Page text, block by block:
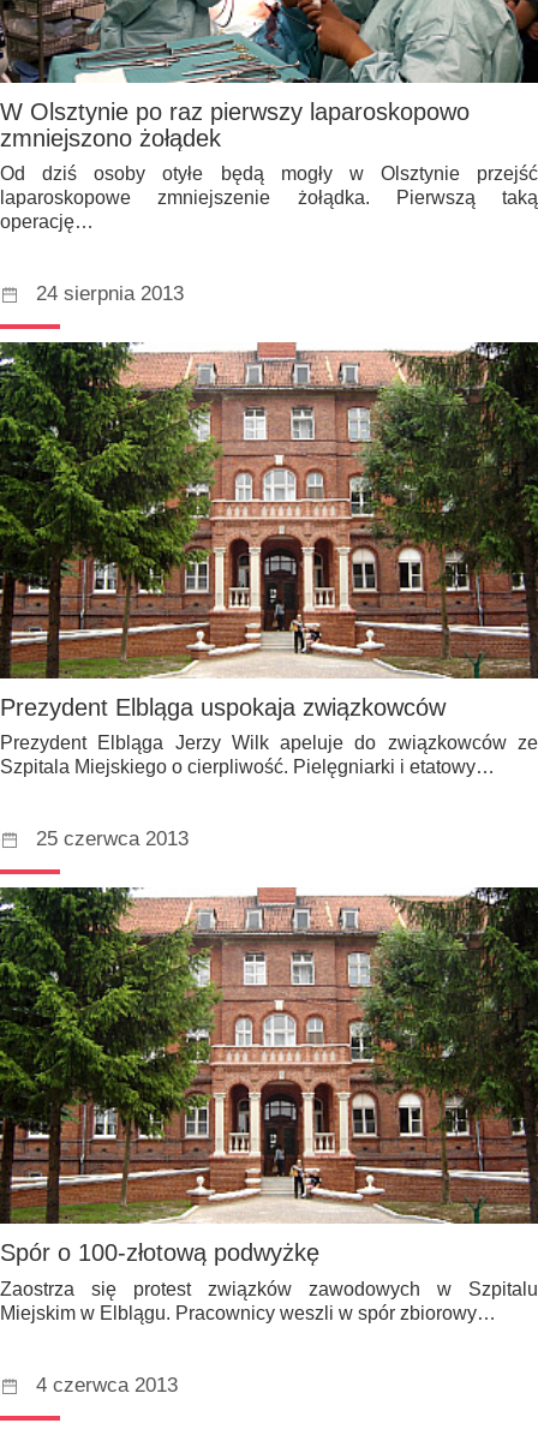
W Olsztynie po raz pierwszy laparoskopowo
zmniejszono żołądek
Od dziś osoby otyłe będą mogły w Olsztynie przejść
laparoskopowe zmniejszenie żołądka. Pierwszą taką
operację…
24 sierpnia 2013
Prezydent Elbląga uspokaja związkowców
Prezydent Elbląga Jerzy Wilk apeluje do związkowców ze
Szpitala Miejskiego o cierpliwość. Pielęgniarki i etatowy…
25 czerwca 2013
Spór o 100-złotową podwyżkę
Zaostrza się protest związków zawodowych w Szpitalu
Miejskim w Elblągu. Pracownicy weszli w spór zbiorowy…
4 czerwca 2013